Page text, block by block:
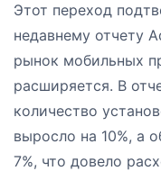
Этот переход
недавнему отчету
рынок мобильных
расширяется. В
количество
выросло на 10%, а
7%, что довело